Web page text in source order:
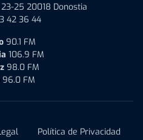
25 20018 Donostia
42 36 44
90.1 FM
106.9 FM
98.0 FM
96.0 FM
Política de Privacidad